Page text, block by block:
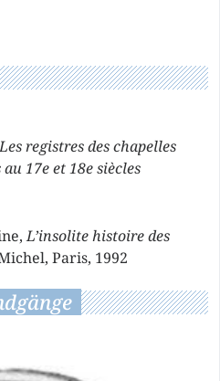
Les registres des chapelles
17e et 18e siècles
L’insolite histoire des
Paris, 1992